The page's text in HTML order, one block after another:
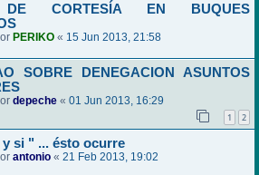
DE CORTESÍA EN BUQUES
PERIKO « 15 Jun 2013, 21:58
SOBRE DENEGACION ASUNTOS
depeche « 01 Jun 2013, 16:29
1 2
y si " ... ésto ocurre
antonio « 21 Feb 2013, 19:02